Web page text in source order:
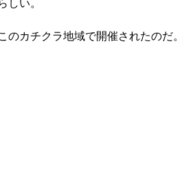
しい。
のカチクラ地域で開催されたのだ。